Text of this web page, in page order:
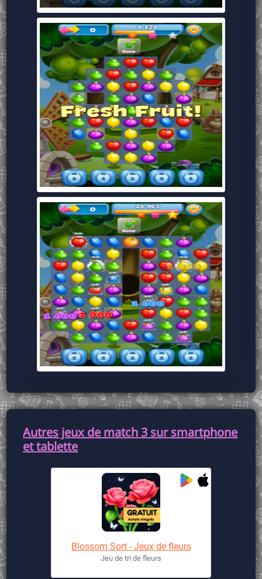
Autres jeux de match 3 sur smartphone
et tablette
Blossom Sort - Jeux de fleurs
Jeu de tri de fleurs